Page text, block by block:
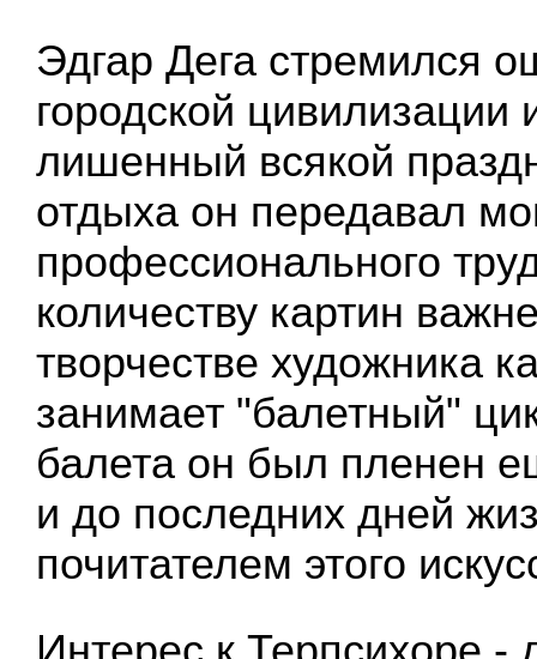
Эдгар Дега стремился
городской цивилизации
лишенный всякой
отдыха он передавал
профессионального
количеству картин
творчестве художника
занимает "балетный"
балета он был пленен
и до последних дней
почитателем этого